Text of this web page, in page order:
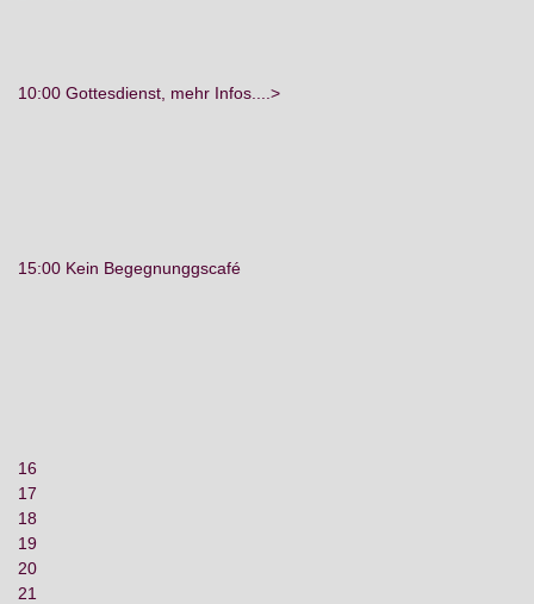
10:00 Gottesdienst, mehr Infos....>
15:00 Kein Begegnunggscafé
16
17
18
19
20
21